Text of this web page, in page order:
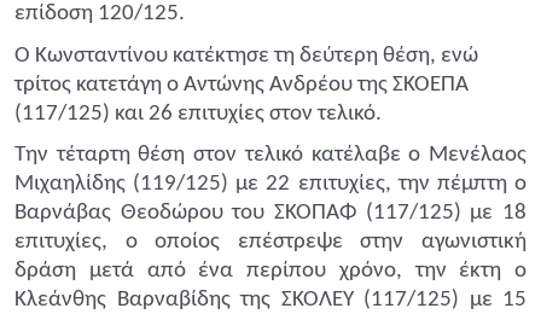
επίδοση 120/125.
Ο Κωνσταντίνου κατέκτησε τη δεύτερη θέση, ενώ
τρίτος κατετάγη ο Αντώνης Ανδρέου της ΣΚΟΕΠΑ
(117/125) και 26 επιτυχίες στον τελικό.
Την τέταρτη θέση στον τελικό κατέλαβε ο Μενέλαος
Μιχαηλίδης (119/125) με 22 επιτυχίες, την πέμπτη ο
Βαρνάβας Θεοδώρου του ΣΚΟΠΑΦ (117/125) με 18
επιτυχίες, ο οποίος επέστρεψε στην αγωνιστική
δράση μετά από ένα περίπου χρόνο, την έκτη ο
Κλεάνθης Βαρναβίδης της ΣΚΟΛΕΥ (117/125) με 15